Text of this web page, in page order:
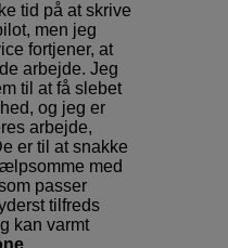
tid på at skrive
men jeg
fortjener, at
arbejde. Jeg
til at få slebet
og jeg er
arbejde,
er til at snakke
med
passer
tilfreds
kan varmt